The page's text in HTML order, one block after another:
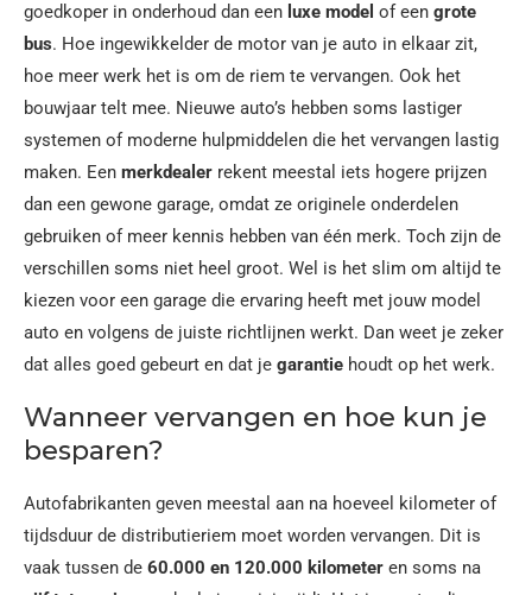
goedkoper in onderhoud dan een luxe model of een grote
bus. Hoe ingewikkelder de motor van je auto in elkaar zit,
hoe meer werk het is om de riem te vervangen. Ook het
bouwjaar telt mee. Nieuwe auto’s hebben soms lastiger
systemen of moderne hulpmiddelen die het vervangen lastig
maken. Een merkdealer rekent meestal iets hogere prijzen
dan een gewone garage, omdat ze originele onderdelen
gebruiken of meer kennis hebben van één merk. Toch zijn de
verschillen soms niet heel groot. Wel is het slim om altijd te
kiezen voor een garage die ervaring heeft met jouw model
auto en volgens de juiste richtlijnen werkt. Dan weet je zeker
dat alles goed gebeurt en dat je garantie houdt op het werk.
Wanneer vervangen en hoe kun je
besparen?
Autofabrikanten geven meestal aan na hoeveel kilometer of
tijdsduur de distributieriem moet worden vervangen. Dit is
vaak tussen de 60.000 en 120.000 kilometer en soms na